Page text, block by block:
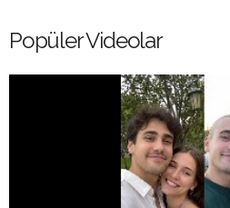
Popüler Videolar